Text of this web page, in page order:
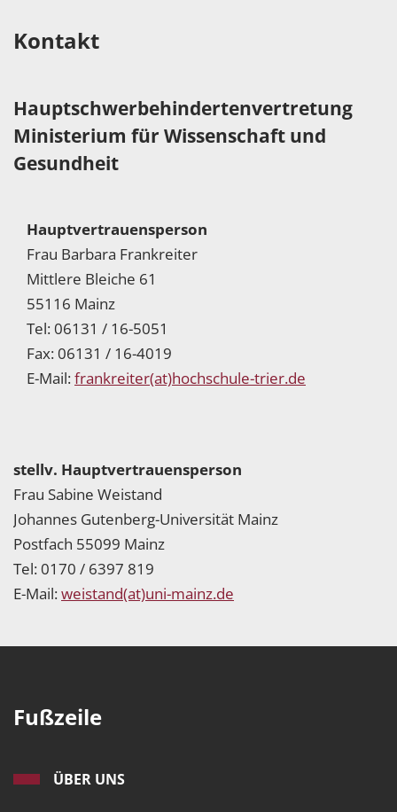
Kontakt
Hauptschwerbehindertenvertretung
Ministerium für Wissenschaft und
Gesundheit
Hauptvertrauensperson
Frau Barbara Frankreiter
Mittlere Bleiche 61
55116 Mainz
Tel: 06131 / 16-5051
Fax: 06131 / 16-4019
E-Mail:frankreiter(at)hochschule-trier.de
stellv. Hauptvertrauensperson
Frau Sabine Weistand
Johannes Gutenberg-Universität Mainz
Postfach 55099 Mainz
Tel: 0170 / 6397 819
E-Mail:weistand(at)uni-mainz.de
Fußzeile
ÜBER UNS